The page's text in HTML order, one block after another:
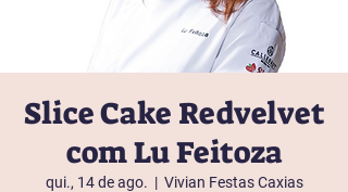
Slice Cake Redvelvet
com Lu Feitoza
qui., 14 de ago.
  |
Vivian Festas Caxias